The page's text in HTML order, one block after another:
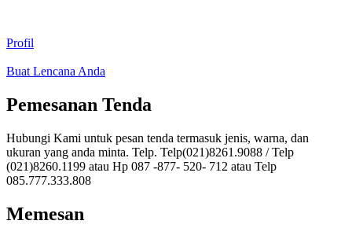
Profil
Buat Lencana Anda
Pemesanan Tenda
Hubungi Kami untuk pesan tenda termasuk jenis, warna, dan
ukuran yang anda minta. Telp. Telp(021)8261.9088 / Telp
(021)8260.1199 atau Hp 087 -877- 520- 712 atau Telp
085.777.333.808
Memesan